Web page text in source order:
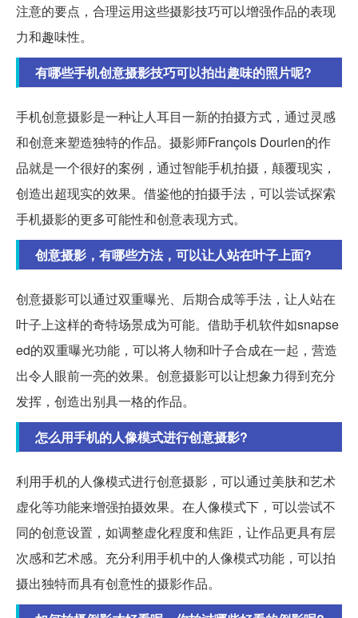
注意的要点，合理运用这些摄影技巧可以增强作品的表现
力和趣味性。
有哪些手机创意摄影技巧可以拍出趣味的照片呢?
手机创意摄影是一种让人耳目一新的拍摄方式，通过灵感
和创意来塑造独特的作品。摄影师François Dourlen的作
品就是一个很好的案例，通过智能手机拍摄，颠覆现实，
创造出超现实的效果。借鉴他的拍摄手法，可以尝试探索
手机摄影的更多可能性和创意表现方式。
创意摄影，有哪些方法，可以让人站在叶子上面?
创意摄影可以通过双重曝光、后期合成等手法，让人站在
叶子上这样的奇特场景成为可能。借助手机软件如snapse
ed的双重曝光功能，可以将人物和叶子合成在一起，营造
出令人眼前一亮的效果。创意摄影可以让想象力得到充分
发挥，创造出别具一格的作品。
怎么用手机的人像模式进行创意摄影?
利用手机的人像模式进行创意摄影，可以通过美肤和艺术
虚化等功能来增强拍摄效果。在人像模式下，可以尝试不
同的创意设置，如调整虚化程度和焦距，让作品更具有层
次感和艺术感。充分利用手机中的人像模式功能，可以拍
摄出独特而具有创意性的摄影作品。